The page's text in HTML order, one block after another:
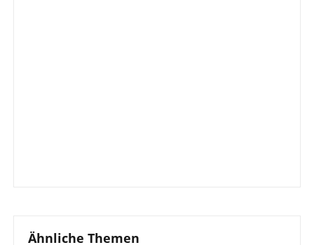
Ähnliche Themen